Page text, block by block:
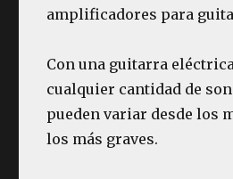
amplificadores para
Con una guitarra
cualquier cantidad de
pueden variar desde los
los más graves.